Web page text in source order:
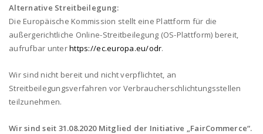
Alternative Streitbeilegung:
Die Europäische Kommission stellt eine Plattform für die
außergerichtliche Online-Streitbeilegung (OS-Plattform) bereit,
aufrufbar unterhttps://ec.europa.eu/odr.
Wir sind nicht bereit und nicht verpflichtet, an
Streitbeilegungsverfahren vor Verbraucherschlichtungsstellen
teilzunehmen.
Wir sind seit 31.08.2020 Mitglied der Initiative „FairCommerce“.